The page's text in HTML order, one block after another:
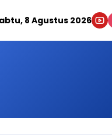
8 Agustus 2026